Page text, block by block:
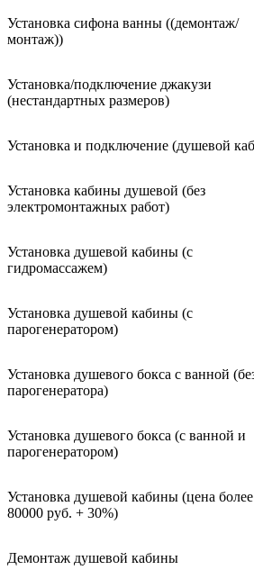
Установка сифона ванны ((демонтаж/
монтаж))
Установка/подключение джакузи
(нестандартных размеров)
Установка и подключение (душевой
Установка кабины душевой (без
электромонтажных работ)
Установка душевой кабины (с
гидромассажем)
Установка душевой кабины (с
парогенератором)
Установка душевого бокса с ванной
парогенератора)
Установка душевого бокса (с ванной и
парогенератором)
Установка душевой кабины (цена более
80000 руб. + 30%)
Демонтаж душевой кабины